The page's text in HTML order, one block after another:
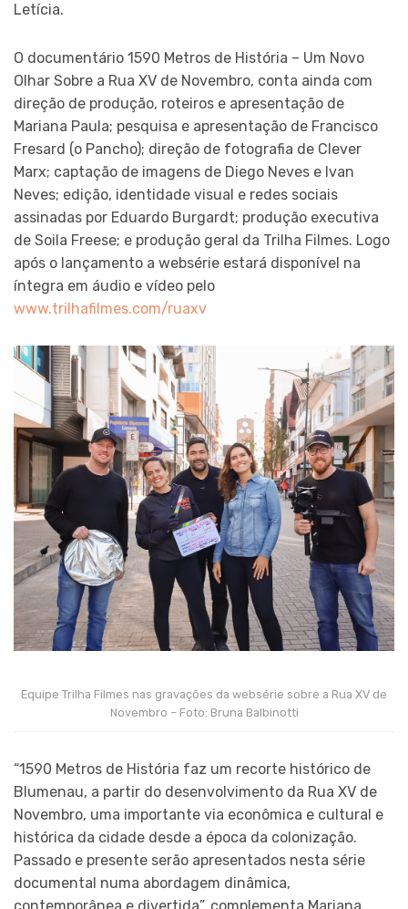
Letícia.
O documentário 1590 Metros de História – Um Novo
Olhar Sobre a Rua XV de Novembro, conta ainda com
direção de produção, roteiros e apresentação de
Mariana Paula; pesquisa e apresentação de Francisco
Fresard (o Pancho); direção de fotografia de Clever
Marx; captação de imagens de Diego Neves e Ivan
Neves; edição, identidade visual e redes sociais
assinadas por Eduardo Burgardt; produção executiva
de Soila Freese; e produção geral da Trilha Filmes. Logo
após o lançamento a websérie estará disponível na
íntegra em áudio e vídeo pelo
www.trilhafilmes.com/ruaxv
Equipe Trilha Filmes nas gravações da websérie sobre a Rua XV de
Novembro – Foto: Bruna Balbinotti
“1590 Metros de História faz um recorte histórico de
Blumenau, a partir do desenvolvimento da Rua XV de
Novembro, uma importante via econômica e cultural e
histórica da cidade desde a época da colonização.
Passado e presente serão apresentados nesta série
documental numa abordagem dinâmica,